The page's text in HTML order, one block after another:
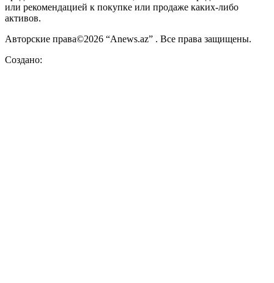
или рекомендацией к покупке или продаже каких-либо
активов.
Авторские права©2026 “Anews.az” . Все права защищены.
Создано: